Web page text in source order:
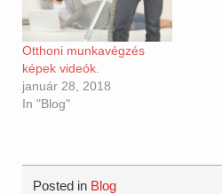
Otthoni munkavégzés
képek videók.
január 28, 2018
In "Blog"
Posted in Blog